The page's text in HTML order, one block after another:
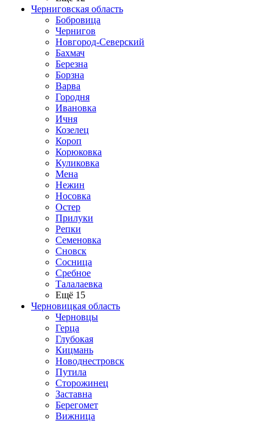
Черниговская область
Бобровица
Чернигов
Новгород-Северский
Бахмач
Березна
Борзна
Варва
Городня
Ивановка
Ичня
Козелец
Короп
Корюковка
Куликовка
Мена
Нежин
Носовка
Остер
Прилуки
Репки
Семеновка
Сновск
Сосница
Сребное
Талалаевка
Ещё 15
Черновицкая область
Черновцы
Герца
Глубокая
Кицмань
Новоднестровск
Путила
Сторожинец
Заставна
Берегомет
Вижница